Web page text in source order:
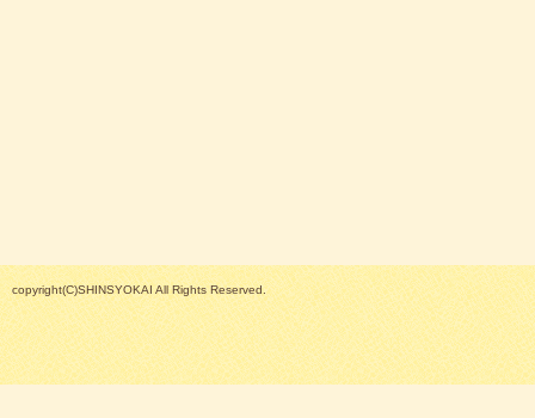
copyright(C)SHINSYOKAI All Rights Reserved.